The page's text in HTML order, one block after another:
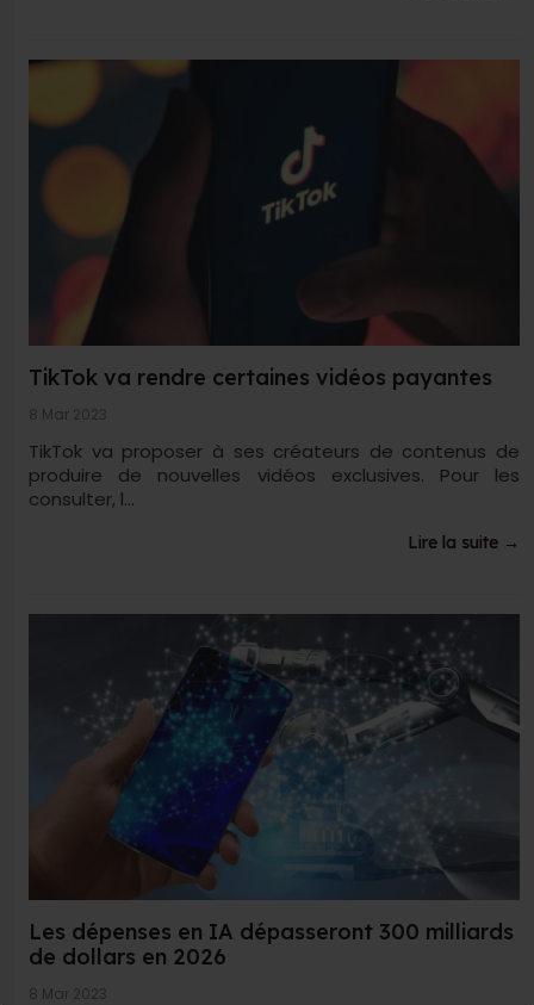
TikTok va rendre certaines vidéos payantes
8 Mar 2023
TikTok va proposer à ses créateurs de contenus de
produire de nouvelles vidéos exclusives. Pour les
consulter, l...
Lire la suite →
Les dépenses en IA dépasseront 300 milliards
de dollars en 2026
8 Mar 2023